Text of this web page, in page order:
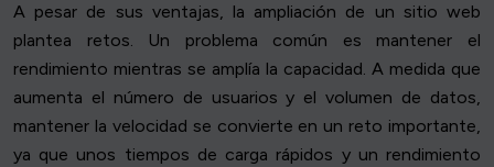
A pesar de sus ventajas, la ampliación de un sitio web
plantea retos. Un problema común es mantener el
rendimiento mientras se amplía la capacidad. A medida que
aumenta el número de usuarios y el volumen de datos,
mantener la velocidad se convierte en un reto importante,
ya que unos tiempos de carga rápidos y un rendimiento